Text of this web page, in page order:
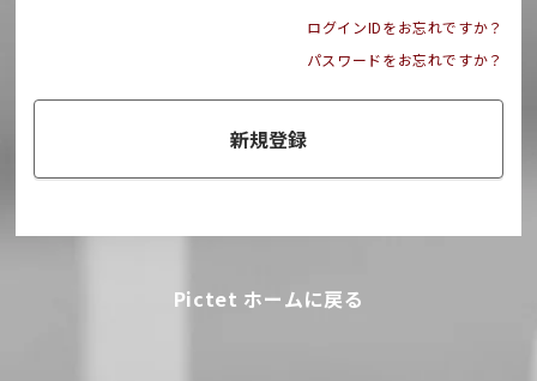
ログインIDをお忘れですか？
パスワードをお忘れですか？
新規登録
Pictet ホームに戻る